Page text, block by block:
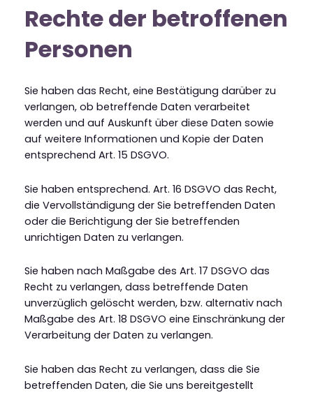
Rechte der betroffenen
Personen
Sie haben das Recht, eine Bestätigung darüber zu
verlangen, ob betreffende Daten verarbeitet
werden und auf Auskunft über diese Daten sowie
auf weitere Informationen und Kopie der Daten
entsprechend Art. 15 DSGVO.
Sie haben entsprechend. Art. 16 DSGVO das Recht,
die Vervollständigung der Sie betreffenden Daten
oder die Berichtigung der Sie betreffenden
unrichtigen Daten zu verlangen.
Sie haben nach Maßgabe des Art. 17 DSGVO das
Recht zu verlangen, dass betreffende Daten
unverzüglich gelöscht werden, bzw. alternativ nach
Maßgabe des Art. 18 DSGVO eine Einschränkung der
Verarbeitung der Daten zu verlangen.
Sie haben das Recht zu verlangen, dass die Sie
betreffenden Daten, die Sie uns bereitgestellt